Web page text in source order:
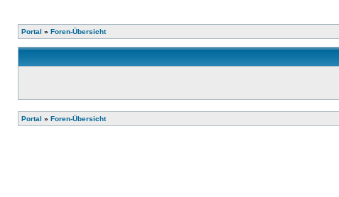
Portal » Foren-Übersicht
Portal » Foren-Übersicht